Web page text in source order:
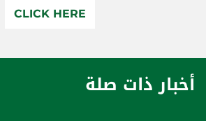
CLICK HERE
أخبار ذات صلة